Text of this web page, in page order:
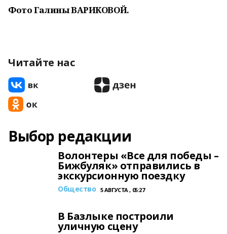
Фото Галины ВАРИКОВОЙ.
Читайте нас
Выбор редакции
Волонтеры «Все для победы –
Бижбуляк» отправились в
экскурсионную поездку
Общество 5 АВГУСТА , 05:27
В Базлыке построили
уличную сцену